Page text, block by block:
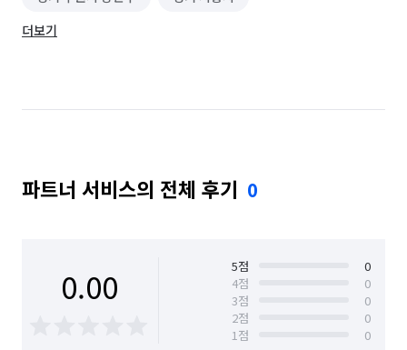
경기 용인시 수지구
서울 노원구 서울 도봉구 서울 동대문구
서울 서초구 서울 성동구 서울 성북구
서울 중구
인천 계양구 인천 남동구
인천 서구
더보기
파트너 서비스의 전체 후기 0
0.00 5점
0
4점
0
3점
0
2점
0
1점
0